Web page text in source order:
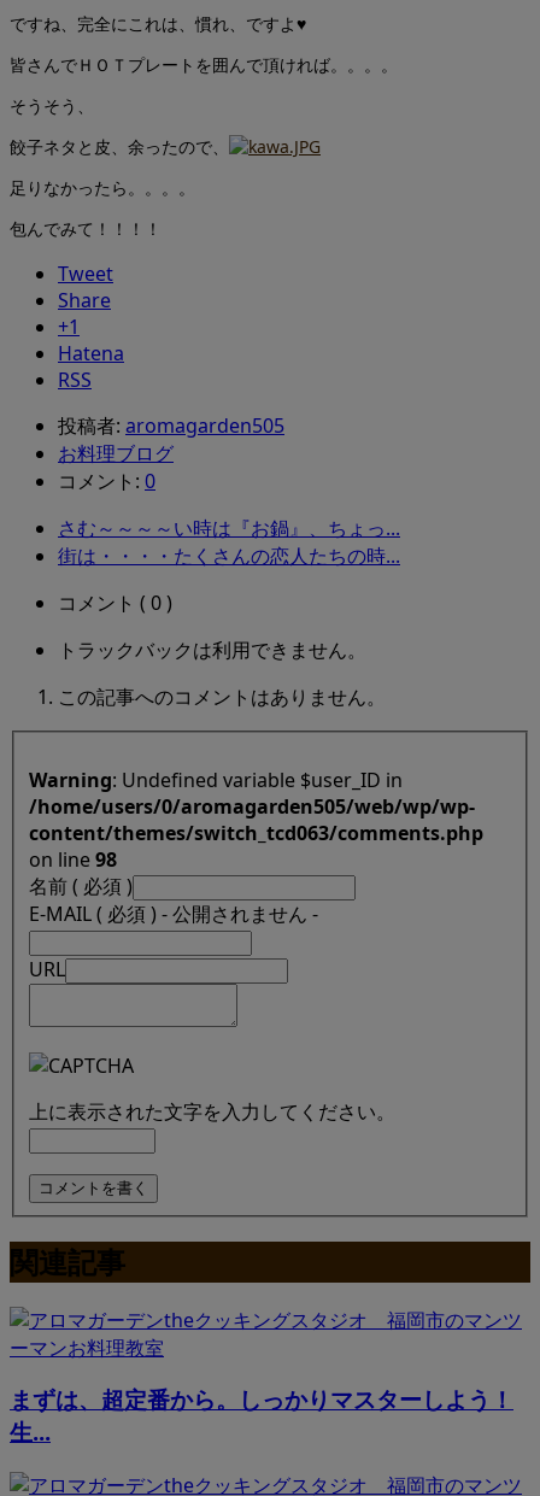
ですね、完全にこれは、慣れ、ですよ♥
皆さんでＨＯＴプレートを囲んで頂ければ。。。。
そうそう、
餃子ネタと皮、余ったので、
足りなかったら。。。。
包んでみて！！！！
Tweet
Share
+1
Hatena
RSS
投稿者: aromagarden505
お料理ブログ
コメント: 0
さむ～～～～い時は『お鍋』、ちょっ...
街は・・・・たくさんの恋人たちの時...
コメント ( 0 )
トラックバックは利用できません。
この記事へのコメントはありません。
Warning : Undefined variable $user_ID in
/home/users/0/aromagarden505/web/wp/wp-
content/themes/switch_tcd063/comments.php
on line98
名前 ( 必須 )
E-MAIL ( 必須 ) - 公開されません -
URL
上に表示された文字を入力してください。
関連記事
まずは、超定番から。しっかりマスターしよう！
生...